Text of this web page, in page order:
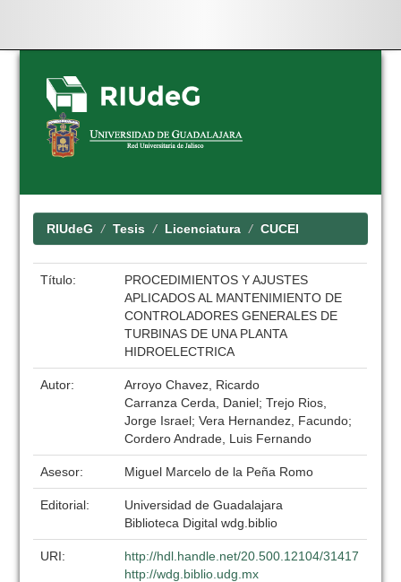
Skip
navigation
RIUdeG Tesis Licenciatura CUCEI
Título:
PROCEDIMIENTOS Y AJUSTES
APLICADOS AL MANTENIMIENTO DE
CONTROLADORES GENERALES DE
TURBINAS DE UNA PLANTA
HIDROELECTRICA
Autor:
Arroyo Chavez, Ricardo
Carranza Cerda, Daniel; Trejo Rios,
Jorge Israel; Vera Hernandez, Facundo;
Cordero Andrade, Luis Fernando
Asesor: Miguel Marcelo de la Peña Romo
Editorial:
Universidad de Guadalajara
Biblioteca Digital wdg.biblio
URI:
http://hdl.handle.net/20.500.12104/31417
http://wdg.biblio.udg.mx